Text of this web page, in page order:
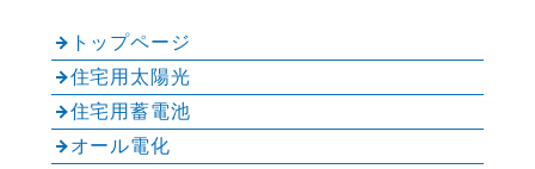
トップページ
住宅用太陽光
住宅用蓄電池
オール電化